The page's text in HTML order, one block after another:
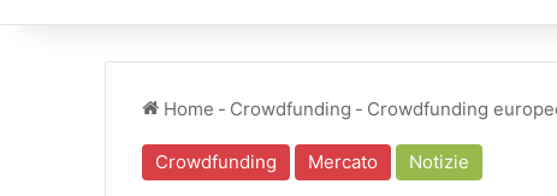
Home - Crowdfunding - Crowdfunding
Crowdfunding Mercato Notizie